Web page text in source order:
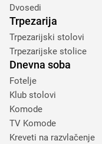
Dvosedi
Trpezarija
Trpezarijski stolovi
Trpezarijske stolice
Dnevna soba
Fotelje
Klub stolovi
Komode
TV Komode
Kreveti na razvlačenje